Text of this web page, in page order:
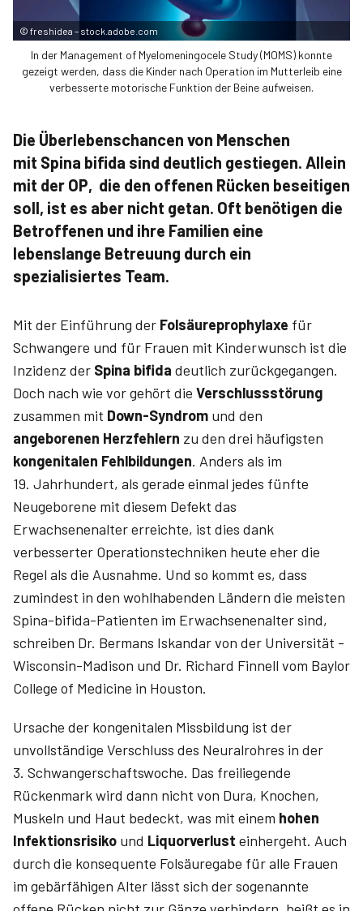
© freshidea – stock.adobe.com
In der ­Management of ­Myelomeningocele ­Study (­MOMS) konnte
gezeigt werden, dass die Kinder nach Operation im Mutterleib eine
verbesserte motorische Funktion der Beine aufweisen.
Die Überlebenschancen von Menschen
mit Spina bifida sind deutlich gestiegen. Allein
mit der OP, die den offenen Rücken beseitigen
soll, ist es aber nicht getan. Oft benötigen die
Betroffenen und ihre Familien eine
lebenslange Betreuung durch ein
spezialisiertes Team.
Mit der Einführung der Folsäureprophylaxe für
Schwangere und für Frauen mit Kinderwunsch ist die
Inzidenz der ­ Spina ­bifida deutlich zurückgegangen.
Doch nach wie vor gehört die Verschlussstörung
zusammen mit Down-Syndrom und den
angeborenen Herzfehlern zu den drei häufigsten
kongenitalen Fehlbildungen. Anders als im
19. Jahrhundert, als gerade einmal jedes fünfte
Neugeborene mit diesem Defekt das
Erwachsenenalter erreichte, ist dies dank
verbesserter Operationstechniken heute eher die
Regel als die Ausnahme. Und so kommt es, dass
zumindest in den wohlhabenden Ländern die meisten
Spina-bifida-Patienten im Erwachsenenalter sind,
schreiben Dr. ­Bermans ­Iskandar von der Universität ­
Wisconsin-Madison und Dr. ­Richard ­Finnell vom ­Baylor
­College of ­Medicine in ­Houston.
Ursache der kongenitalen Missbildung ist der
unvollständige Verschluss des Neuralrohres in der
3. Schwangerschaftswoche. Das freiliegende
Rückenmark wird dann nicht von Dura, Knochen,
Muskeln und Haut bedeckt, was mit einem hohen
Infektionsrisiko und Liquorverlust einhergeht. Auch
durch die konsequente Folsäuregabe für alle Frauen
im gebärfähigen Alter lässt sich der sogenannte